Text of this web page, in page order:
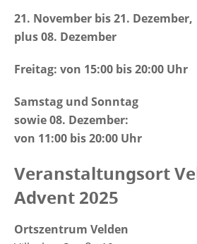
21. November bis 21. Dezember,
plus 08. Dezember
Freitag: von 15:00 bis 20:00 Uhr
Samstag und Sonntag
sowie 08. Dezember:
von 11:00 bis 20:00 Uhr
Veranstaltungsort
Advent 2025
Ortszentrum Velden